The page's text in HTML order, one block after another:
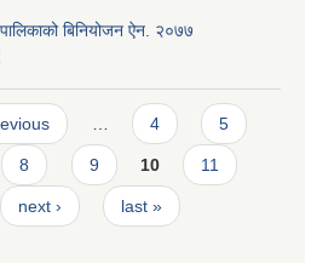
बिनियोजन ऐन. २०७७
4 5
8 9 10 11
next › last »